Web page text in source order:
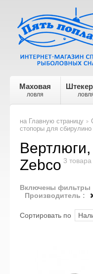
Маховая
ловля
на Главную страницу
>
стопоры для
Zebco 3 товара
Включены фильтры
Производитель :
Сортировать по